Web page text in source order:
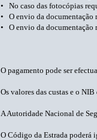
• No caso das fotocópias
• O envio da documentação
• O envio da documentação
O pagamento pode ser
Os valores das custas e o
A Autoridade Nacional de
O Código da Estrada poderá